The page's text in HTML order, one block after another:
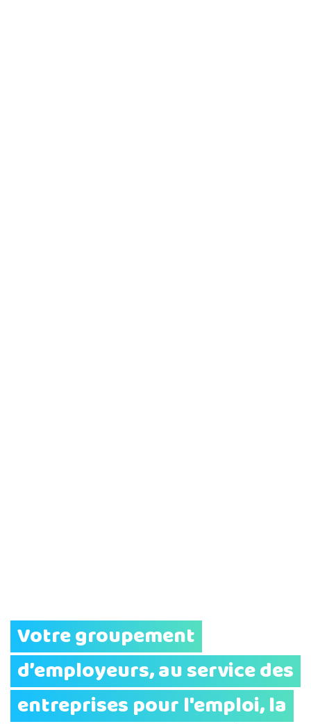
Votre groupement
d’employeurs, au service des
entreprises pour l'emploi, la